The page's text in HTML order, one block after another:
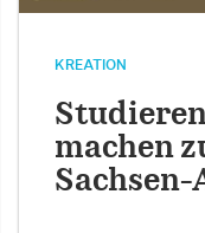
KREATION
machen